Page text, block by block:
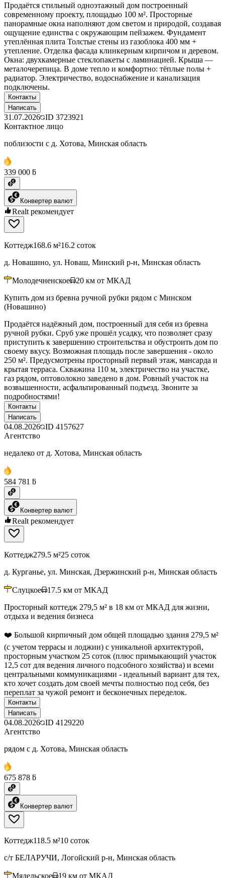
Продаётся стильный одноэтажный дом построенный
современному проекту, площадью 100 м². Просторные
панорамные окна наполняют дом светом и природой, создавая
ощущение единства с окружающим пейзажем. Фундамент
утеплённая плита Толстые стены из газоблока 400 мм +
утепление. Отделка фасада клинкерным кирпичом и деревом.
Окна: двухкамерные стеклопакеты с ламинацией. Крыша —
металочерепица. В доме тепло и комфортно: тёплые полы +
радиатор. Электричество, водоснабжение и канализация
подключены.
Контакты
Написать
31.07.2026 ID 3723921
Контактное лицо
поблизости с д. Хотова, Минская область
339 000 ƃ
Конвертер валют
Realt рекомендует
Коттедж168.6 м²16.2 соток
д. Новашино, ул. Новаш, Минский р-н, Минская область
Молодечненское 20 км от МКАД
Купить дом из бревна ручной рубки рядом с Минском
(Новашино)
Продаётся надёжный дом, построенный для себя из бревна
ручной рубки. Сруб уже прошёл усадку, что позволяет сразу
приступить к завершению строительства и обустроить дом по
своему вкусу. Возможная площадь после завершения - около
250 м². Предусмотрены просторный первый этаж, мансарда и
крытая терраса. Скважина 110 м, электричество на участке,
газ рядом, оптоволокно заведено в дом. Ровный участок на
возвышенности, асфальтированный подъезд. Звоните за
подробностями!
Контакты
Написать
04.08.2026 ID 4157627
Агентство
недалеко от д. Хотова, Минская область
584 781 ƃ
Конвертер валют
Realt рекомендует
Коттедж279.5 м²25 соток
д. Курганье, ул. Минская, Дзержинский р-н, Минская область
Слуцкое 17.5 км от МКАД
Просторный коттедж 279,5 м² в 18 км от МКАД для жизни,
отдыха и ведения бизнеса
❤️ Большой кирпичный дом общей площадью здания 279,5 м²
(с учетом террасы и лоджии) с уникальной архитектурой,
просторным участком 25 соток (плюс примыкающий участок
12,5 сот для ведения личного подсобного хозяйства) и всеми
центральными коммуникациями - идеальный вариант для тех,
кто хочет создать дом своей мечты полностью под себя, без
переплат за чужой ремонт и бесконечных переделок.
Контакты
Написать
04.08.2026 ID 4129220
Агентство
рядом с д. Хотова, Минская область
675 878 ƃ
Конвертер валют
Коттедж118.5 м²10 соток
с/т БЕЛАРУЧИ, Логойский р-н, Минская область
Мядельское 19 км от МКАД